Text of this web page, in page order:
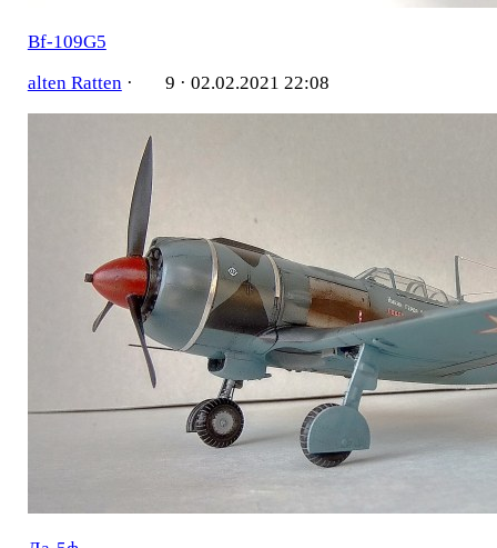
Bf-109G5
alten Ratten· 9 · 02.02.2021 22:08